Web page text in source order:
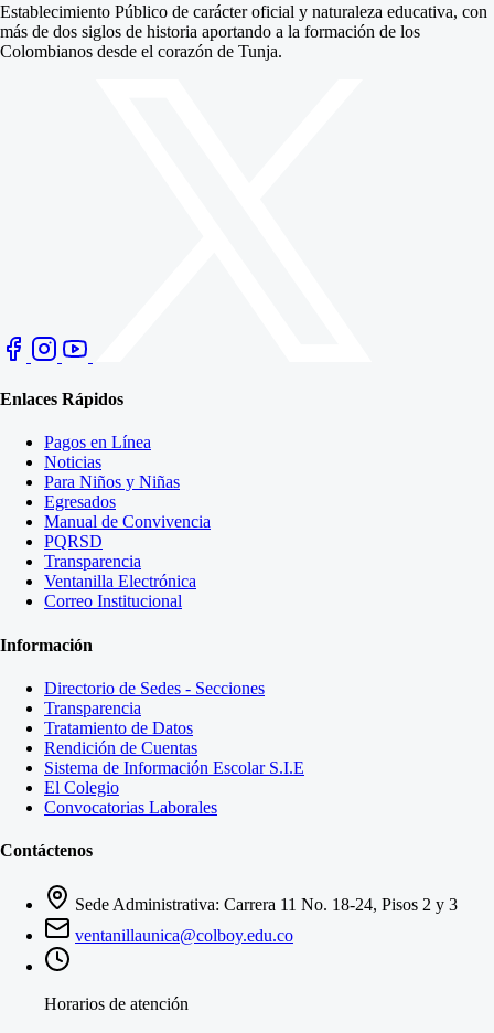
Establecimiento Público de carácter oficial y naturaleza educativa, con
más de dos siglos de historia aportando a la formación de los
Colombianos desde el corazón de Tunja.
Enlaces Rápidos
Pagos en Línea
Noticias
Para Niños y Niñas
Egresados
Manual de Convivencia
PQRSD
Transparencia
Ventanilla Electrónica
Correo Institucional
Información
Directorio de Sedes - Secciones
Transparencia
Tratamiento de Datos
Rendición de Cuentas
Sistema de Información Escolar S.I.E
El Colegio
Convocatorias Laborales
Contáctenos
Sede Administrativa: Carrera 11 No. 18-24, Pisos 2 y 3
ventanillaunica@colboy.edu.co
Horarios de atención